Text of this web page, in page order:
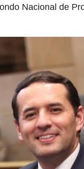
Nacional de